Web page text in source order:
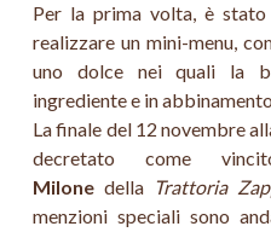
Per la prima volta, è
realizzare un mini-menu,
uno dolce nei quali la
ingrediente e in
La finale del 12 novembre
decretato come
Milone della Trattoria
menzioni speciali sono